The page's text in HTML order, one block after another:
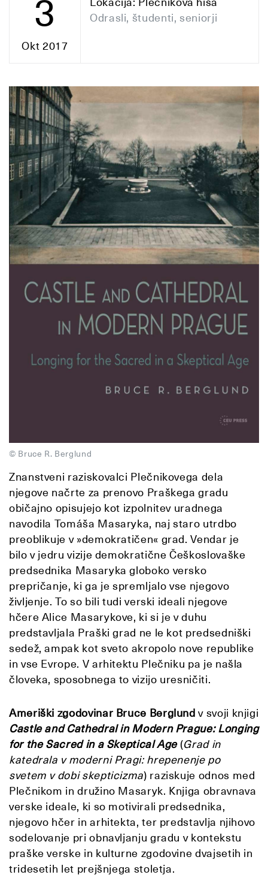
3
Okt 2017
Odrasli, študenti, seniorji
© Bruce R. Berglund
Znanstveni raziskovalci Plečnikovega dela
njegove načrte za prenovo Praškega gradu
običajno opisujejo kot izpolnitev uradnega
navodila Tomáša Masaryka, naj staro utrdbo
preoblikuje v »demokratičen« grad. Vendar je
bilo v jedru vizije demokratične Češkoslovaške
predsednika Masaryka globoko versko
prepričanje, ki ga je spremljalo vse njegovo
življenje. To so bili tudi verski ideali njegove
hčere Alice Masarykove, ki si je v duhu
predstavljala Praški grad ne le kot predsedniški
sedež, ampak kot sveto akropolo nove republike
in vse Evrope. V arhitektu Plečniku pa je našla
človeka, sposobnega to vizijo uresničiti.
Ameriški zgodovinar Bruce Berglundv svoji knjigi
Castle and Cathedral in Modern Prague: Longing
for the Sacred in a Skeptical Age(Grad in
katedrala v moderni Pragi: hrepenenje po
svetem v dobi skepticizma) raziskuje odnos med
Plečnikom in družino Masaryk. Knjiga obravnava
verske ideale, ki so motivirali predsednika,
njegovo hčer in arhitekta, ter predstavlja njihovo
sodelovanje pri obnavljanju gradu v kontekstu
praške verske in kulturne zgodovine dvajsetih in
tridesetih let prejšnjega stoletja.